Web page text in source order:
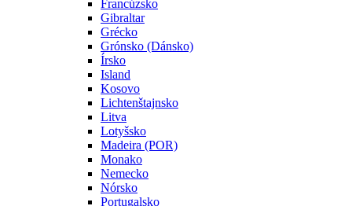
Francúzsko
Gibraltar
Grécko
Grónsko (Dánsko)
Írsko
Island
Kosovo
Lichtenštajnsko
Litva
Lotyšsko
Madeira (POR)
Monako
Nemecko
Nórsko
Portugalsko